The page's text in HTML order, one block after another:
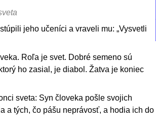
jeho učeníci a vraveli mu: „Vysvetli
Roľa je svet. Dobré semeno sú
ho zasial, je diabol. Žatva je koniec
sveta: Syn človeka pošle svojich
a tých, čo pášu neprávosť, a hodia ich do